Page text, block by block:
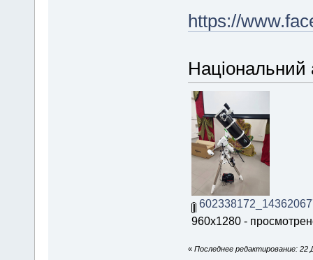
https://
Національний
960x1280 -
« Последнее редактирование: 22